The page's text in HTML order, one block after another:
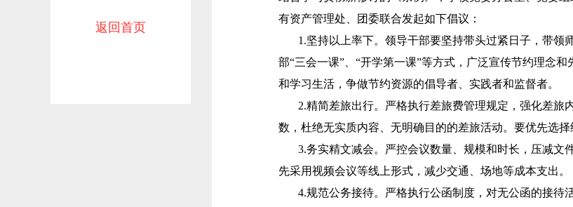
返回首页
有资产管理处、团委联合发起如下倡议：
1.坚持以上率下。领导干部要坚持带头过紧日子，带
部“三会一课”、“开学第一课”等方式，广泛宣传节约理念
和学习生活，争做节约资源的倡导者、实践者和监督者。
2.精简差旅出行。严格执行差旅费管理规定，强化差旅
数，杜绝无实质内容、无明确目的的差旅活动。要优先选择
3.务实精文减会。严控会议数量、规模和时长，压减
先采用视频会议等线上形式，减少交通、场地等成本支出。
4.规范公务接待。严格执行公函制度，对无公函的接待